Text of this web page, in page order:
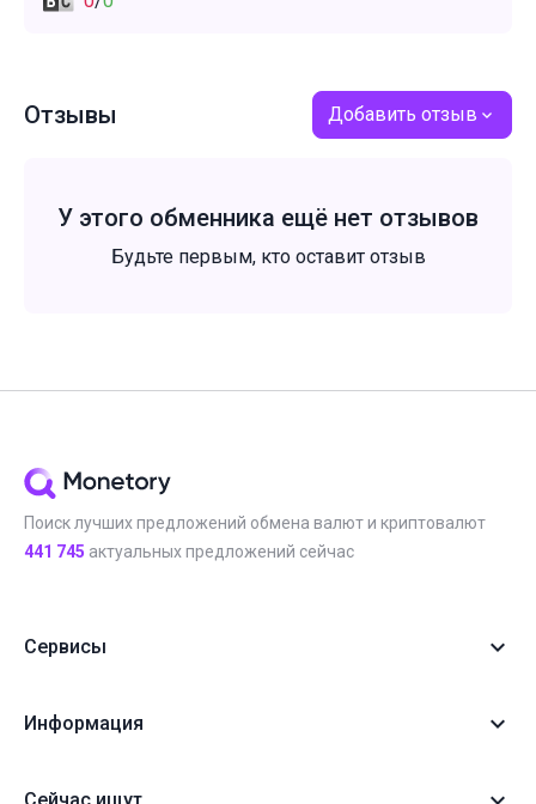
Отзывы Добавить отзыв
У этого обменника ещё нет отзывов
Будьте первым, кто оставит отзыв
Поиск лучших предложений обмена валют и криптовалют
441 745 актуальных предложений сейчас
Сервисы
Информация